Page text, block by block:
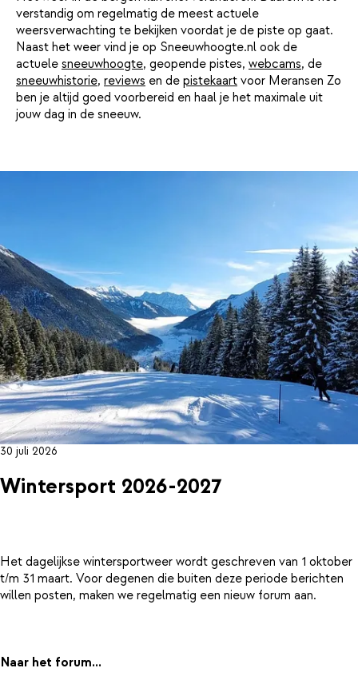
verstandig om regelmatig de meest actuele
weersverwachting te bekijken voordat je de piste op gaat.
Naast het weer vind je op Sneeuwhoogte.nl ook de
actuele sneeuwhoogte, geopende pistes, webcams, de
sneeuwhistorie, reviews en de pistekaart voor Meransen Zo
ben je altijd goed voorbereid en haal je het maximale uit
jouw dag in de sneeuw.
30 juli 2026
Wintersport 2026-2027
Het dagelijkse wintersportweer wordt geschreven van 1 oktober
t/m 31 maart. Voor degenen die buiten deze periode berichten
willen posten, maken we regelmatig een nieuw forum aan.
Naar het forum...